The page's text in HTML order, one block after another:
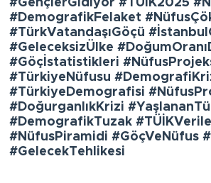
#GençlerGidiyor #TÜİK2025
#DemografikFelaket
#TürkVatandaşıGöçü
#GeleceksizÜlke
#Göçİstatistikleri
#TürkiyeNüfusu
#TürkiyeDemografisi
#DoğurganlıkKrizi
#DemografikTuzak
#NüfusPiramidi #GöçVeNüfus
#GelecekTehlikesi